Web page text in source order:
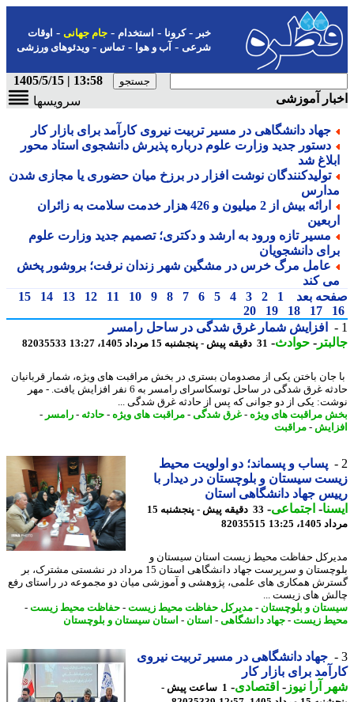
-کرونا-استخدام- جام جهانی-اوقات
شرعی-آب و هوا-تماس-ویدئوهای ورزشی
13:58 | 1405/5/15
آموزشی
سرویسها
جهاد دانشگاهی در مسیر تربیت نیروی کارآمد برای بازار کار
دستور جدید وزارت علوم درباره پذیرش دانشجوی استاد محور
شد
تولیدکنندگان نوشت افزار در برزخ میان حضوری یا مجازی شدن
ارائه بیش از 2 میلیون و 426 هزار خدمت سلامت به زائران
مسیر تازه ورود به ارشد و دکتری؛ تصمیم جدید وزارت علوم
دانشجویان
عامل مرگ خرس در مشگین شهر زندان نرفت؛ بروشور پخش
کند
بعد
1
2
3
4
5
6
7
8
9
10
11
12
13
14
15
17
18
19
20
افزایش شمار غرق شدگی در ساحل رامسر
-حوادث -31 دقیقه پیش - پنجشنبه 15 مرداد 1405، 13:27 82035533
باختن یکی از مصدومان بستری در بخش مراقبت های ویژه، شمار قربانیان
حادثه غرق شدگی در ساحل توسکاسرای رامسر به 6 نفر افزایش یافت. - مهر
یکی از دو جوانی که پس از حادثه غرق شدگی ...
مراقبت های ویژه -غرق شدگی-مراقبت های ویژه -حادثه-رامسر-
-مراقبت
پساب و پسماند؛ دو اولویت محیط
سیستان و بلوچستان در دیدار با
جهاد دانشگاهی استان
-اجتماعی-
33 دقیقه پیش - پنجشنبه 15
13:25
82035515
حفاظت محیط زیست استان سیستان و
بلوچستان و سرپرست جهاد دانشگاهی استان 15 مرداد در نشستی مشترک، بر
همکاری های علمی، پژوهشی و آموزشی میان دو مجموعه در راستای رفع
های زیست ...
و بلوچستان-مدیرکل حفاظت محیط زیست-حفاظت محیط زیست-
زیست-جهاد دانشگاهی-استان-استان سیستان و بلوچستان
جهاد دانشگاهی در مسیر تربیت نیروی
برای بازار کار
آرا نیوز-اقتصادی- 1 ساعت پیش -